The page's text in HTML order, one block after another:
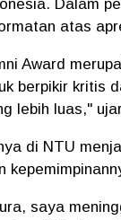
Dalam
atas
Award
berpikir kritis
lebih luas,"
di NTU
saya